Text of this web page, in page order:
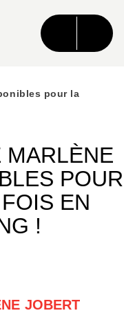
CONTENU
pour la
MARLÈNE
POUR
EN
!
JOBERT